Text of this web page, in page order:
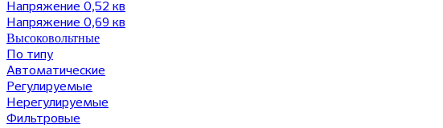
Напряжение 0,52 кв
Напряжение 0,69 кв
Высоковольтные
По типу
Автоматические
Регулируемые
Нерегулируемые
Фильтровые